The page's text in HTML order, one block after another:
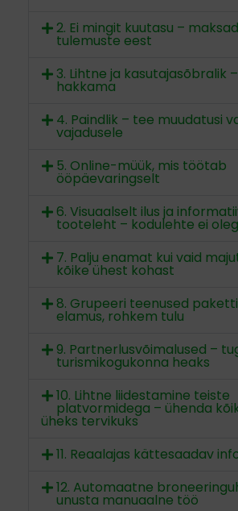
2. Ei mingit kuutasu –
tulemuste eest
3. Lihtne ja kasutajasõbralik
hakkama
4. Paindlik – tee muudatusi
vajadusele
5. Online-müük, mis töötab
ööpäevaringselt
6. Visuaalselt ilus ja
tooteleht – kodulehte ei
7. Palju enamat kui vaid
kõike ühest kohast
8. Grupeeri teenused
elamus, rohkem tulu
9. Partnerlusvõimalused –
turismikogukonna heaks
10. Lihtne liidestamine teiste
platvormidega – ühenda
üheks tervikuks
11. Reaalajas kättesaadav
12. Automaatne
unusta manuaalne töö